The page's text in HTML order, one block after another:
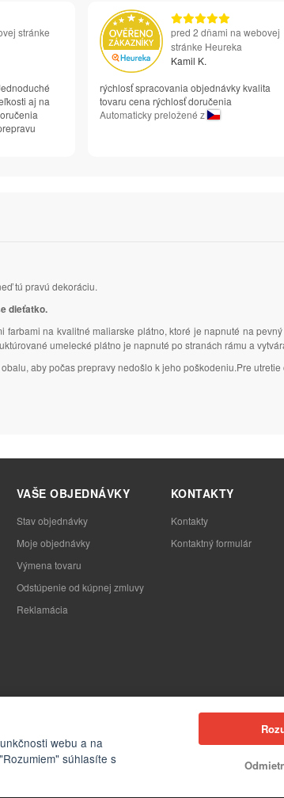
stránke
aj na
pred 2 dňami na webovej
stránke Heureka
Kamil K.
rýchlosť spracovania objednávky kvalita
tovaru cena rýchlosť doručenia
Automaticky preložené z
tú pravú dekoráciu.
dieťatko.
na kvalitné maliarske plátno, ktoré je napnuté na
umelecké plátno je napnuté po stranách rámu a
aby počas prepravy nedošlo k jeho poškodeniu.Pre
VAŠE OBJEDNÁVKY
Stav objednávky
Moje objednávky
Výmena tovaru
Odstúpenie od kúpnej zmluvy
Reklamácia
KONTAKTY
Kontakty
Kontaktný formulár
webu a na
súhlasíte s